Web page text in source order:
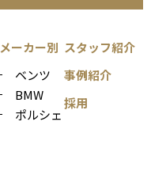
メーカー別
ベンツ
BMW
ポルシェ
スタッフ紹介
事例紹介
採用